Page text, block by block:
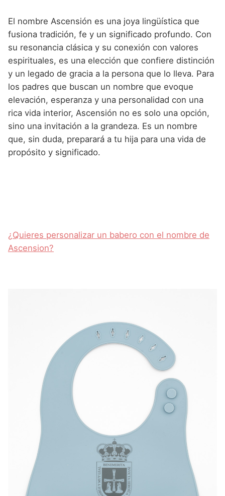
El nombre Ascensión es una joya lingüística que
fusiona tradición, fe y un significado profundo. Con
su resonancia clásica y su conexión con valores
espirituales, es una elección que confiere distinción
y un legado de gracia a la persona que lo lleva. Para
los padres que buscan un nombre que evoque
elevación, esperanza y una personalidad con una
rica vida interior, Ascensión no es solo una opción,
sino una invitación a la grandeza. Es un nombre
que, sin duda, preparará a tu hija para una vida de
propósito y significado.
¿Quieres personalizar un babero con el nombre de
Ascension?